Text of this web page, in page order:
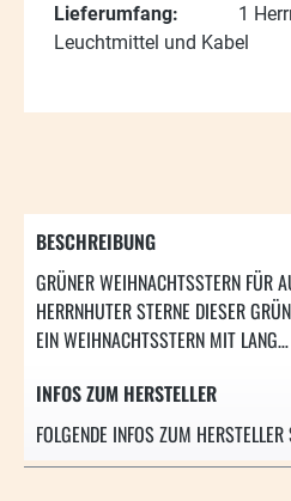
Lieferumfang:
1
Leuchtmittel und Kabel
BESCHREIBUNG
GRÜNER WEIHNACHTSSTERN FÜR
ERRNHUTER STERNE DIESER
IN WEIHNACHTSSTERN MIT LANG…
INFOS ZUM HERSTELLER
FOLGENDE INFOS ZUM